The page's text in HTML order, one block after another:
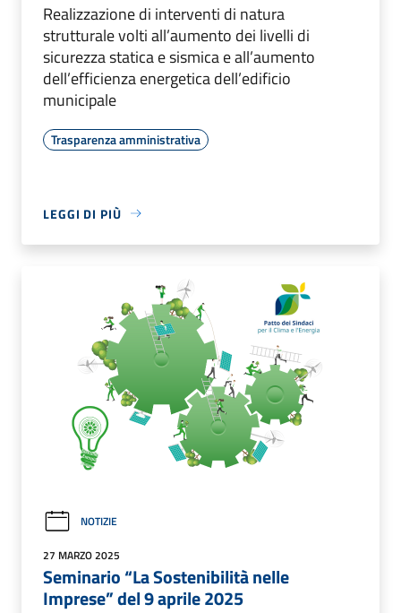
Realizzazione di interventi di natura
strutturale volti all’aumento dei livelli di
sicurezza statica e sismica e all’aumento
dell’efficienza energetica dell’edificio
municipale
Trasparenza amministrativa
LEGGI DI PIÙ
NOTIZIE
27 MARZO 2025
Seminario “La Sostenibilità nelle
Imprese” del 9 aprile 2025